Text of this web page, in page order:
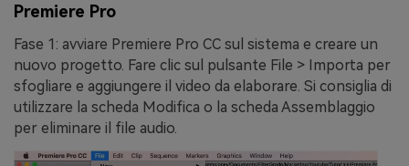
Premiere Pro
Fase 1: avviare Premiere Pro CC sul sistema e creare un
nuovo progetto. Fare clic sul pulsante File > Importa per
sfogliare e aggiungere il video da elaborare. Si consiglia di
utilizzare la scheda Modifica o la scheda Assemblaggio
per eliminare il file audio.